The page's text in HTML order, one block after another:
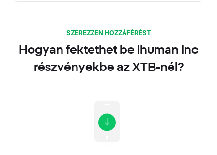
SZEREZZEN HOZZÁFÉRÉST
Hogyan fektethet be Ihuman Inc
részvényekbe az XTB-nél?